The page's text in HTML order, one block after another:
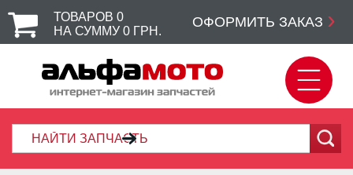
ТОВАРОВ 0
НА СУММУ 0 ГРН.
ОФОРМИТЬ ЗАКАЗ